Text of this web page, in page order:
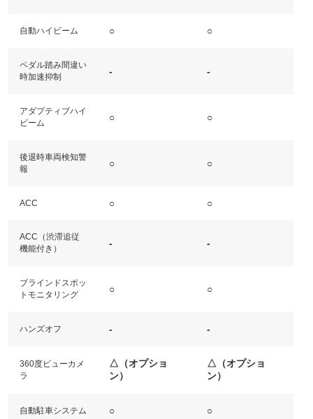
自動ハイビーム ○ ○
ペダル踏み間違い
時加速抑制
- -
アダプティブハイ
ビーム
○ ○
後退時車両検知警
報
○ ○
ACC ○ ○
ACC（渋滞追従
機能付き）
- -
ブラインドスポッ
トモニタリング
○ ○
ハンズオフ - -
360度ビューカメ
ラ
△（オプショ
ン）
△（オプショ
ン）
自動駐車システム ○ ○